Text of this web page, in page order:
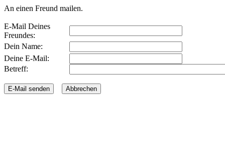
An einen Freund mailen.
E-Mail Deines
Freundes:
Dein Name:
Deine E-Mail:
Betreff: